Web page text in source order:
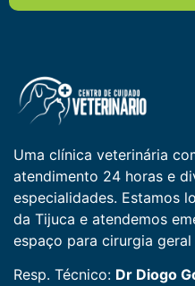
Uma clínica veterinária
atendimento 24 horas e
especialidades. Estamos
da Tijuca e atendemos
espaço para cirurgia
Resp. Técnico: Dr Diogo